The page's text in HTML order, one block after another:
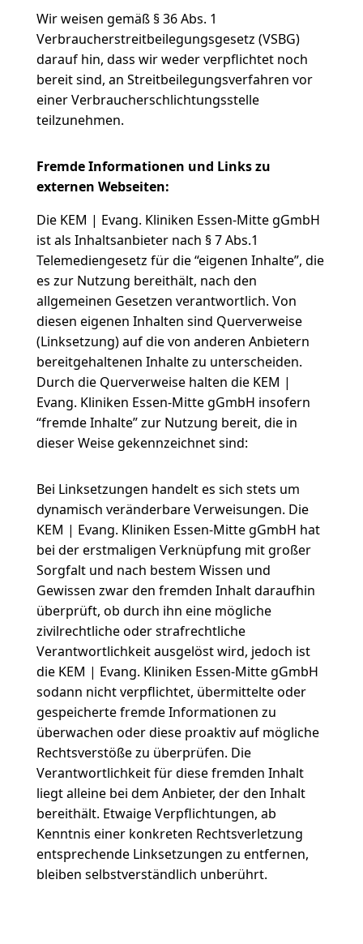
Wir weisen gemäß § 36 Abs. 1
Verbraucherstreitbeilegungsgesetz (VSBG)
darauf hin, dass wir weder verpflichtet noch
bereit sind, an Streitbeilegungsverfahren vor
einer Verbraucherschlichtungsstelle
teilzunehmen.
Fremde Informationen und Links zu
externen Webseiten:
Die KEM | Evang. Kliniken Essen-Mitte gGmbH
ist als Inhaltsanbieter nach § 7 Abs.1
Telemediengesetz für die “eigenen Inhalte”, die
es zur Nutzung bereithält, nach den
allgemeinen Gesetzen verantwortlich. Von
diesen eigenen Inhalten sind Querverweise
(Linksetzung) auf die von anderen Anbietern
bereitgehaltenen Inhalte zu unterscheiden.
Durch die Querverweise halten die KEM |
Evang. Kliniken Essen-Mitte gGmbH insofern
“fremde Inhalte” zur Nutzung bereit, die in
dieser Weise gekennzeichnet sind:
Bei Linksetzungen handelt es sich stets um
dynamisch veränderbare Verweisungen. Die
KEM | Evang. Kliniken Essen-Mitte gGmbH hat
bei der erstmaligen Verknüpfung mit großer
Sorgfalt und nach bestem Wissen und
Gewissen zwar den fremden Inhalt daraufhin
überprüft, ob durch ihn eine mögliche
zivilrechtliche oder strafrechtliche
Verantwortlichkeit ausgelöst wird, jedoch ist
die KEM | Evang. Kliniken Essen-Mitte gGmbH
sodann nicht verpflichtet, übermittelte oder
gespeicherte fremde Informationen zu
überwachen oder diese proaktiv auf mögliche
Rechtsverstöße zu überprüfen. Die
Verantwortlichkeit für diese fremden Inhalt
liegt alleine bei dem Anbieter, der den Inhalt
bereithält. Etwaige Verpflichtungen, ab
Kenntnis einer konkreten Rechtsverletzung
entsprechende Linksetzungen zu entfernen,
bleiben selbstverständlich unberührt.